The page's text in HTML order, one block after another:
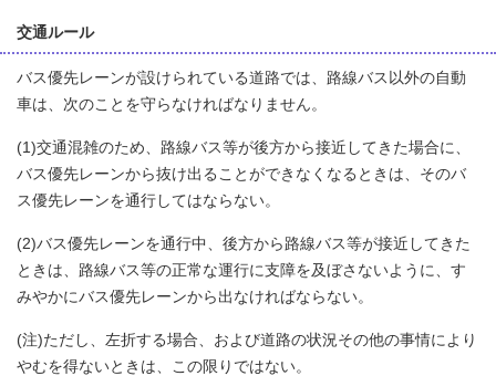
交通ルール
バス優先レーンが設けられている道路では、路線バス以外の自動
車は、次のことを守らなければなりません。
(1)交通混雑のため、路線バス等が後方から接近してきた場合に、
バス優先レーンから抜け出ることができなくなるときは、そのバ
ス優先レーンを通行してはならない。
(2)バス優先レーンを通行中、後方から路線バス等が接近してきた
ときは、路線バス等の正常な運行に支障を及ぼさないように、す
みやかにバス優先レーンから出なければならない。
(注)ただし、左折する場合、および道路の状況その他の事情により
やむを得ないときは、この限りではない。